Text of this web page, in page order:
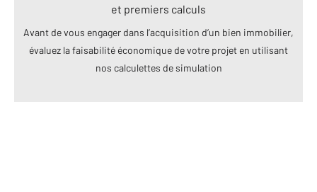
et premiers calculs
Avant de vous engager dans l’acquisition d’un bien immobilier,
évaluez la faisabilité économique de votre projet en utilisant
nos calculettes de simulation